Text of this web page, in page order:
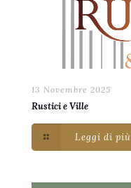
13 Novembre 2025
Rustici e Ville
Leggi di più